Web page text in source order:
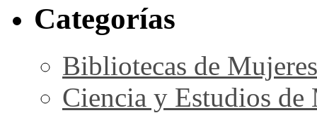
Categorías
Bibliotecas de Mujeres
Ciencia y Estudios de